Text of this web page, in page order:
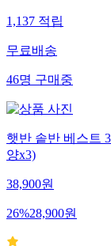
1,137적립
무료배송
46명구매중
햇반 솥반 베스트
양x3)
38,900원
26%28,900원